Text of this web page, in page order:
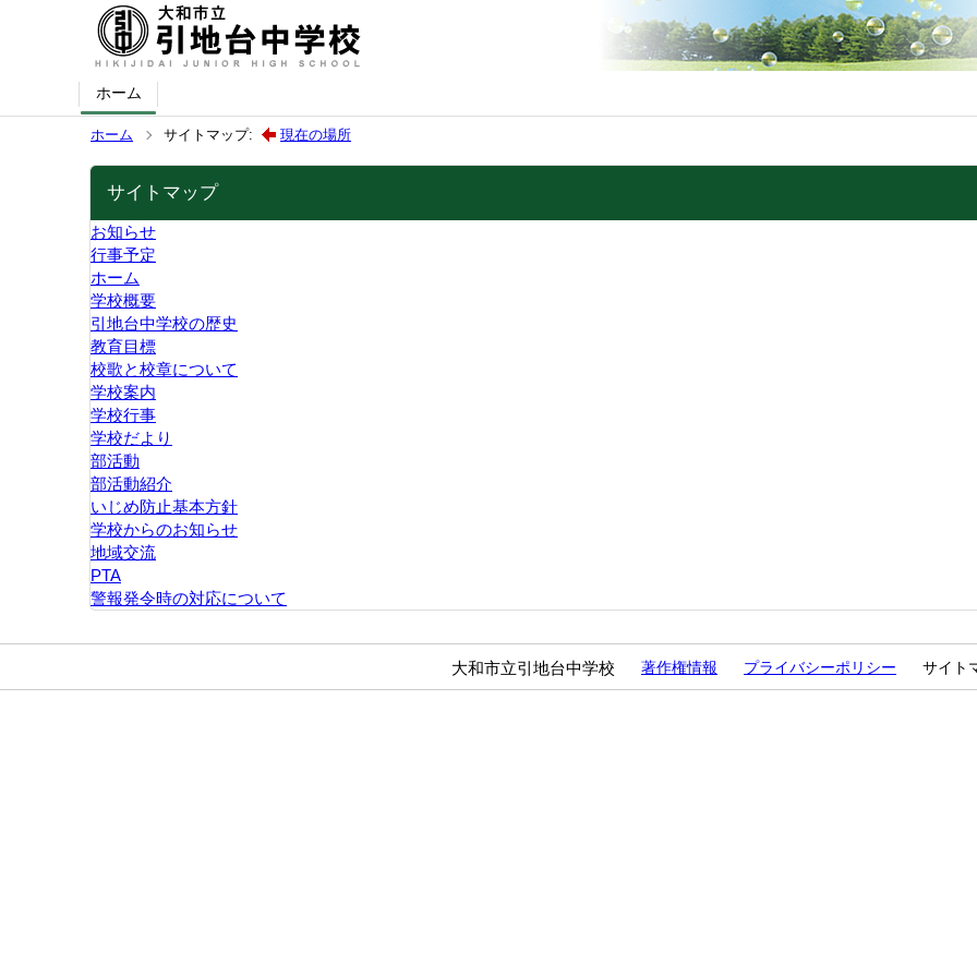
ホーム
ホーム サイトマップ: 現在の場所
サイトマップ
お知らせ
行事予定
ホーム
学校概要
引地台中学校の歴史
教育目標
校歌と校章について
学校案内
学校行事
学校だより
部活動
部活動紹介
いじめ防止基本方針
学校からのお知らせ
地域交流
PTA
警報発令時の対応について
大和市立引地台中学校 著作権情報 プライバシーポリシー サイト